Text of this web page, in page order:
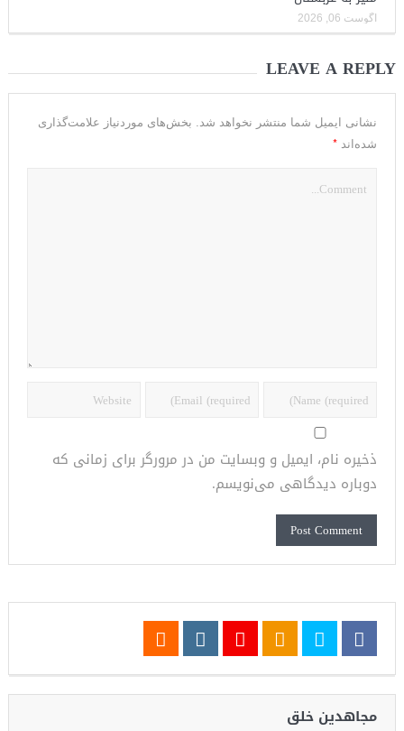
آگوست 06, 2026
LEAVE A REPLY
نشانی ایمیل شما منتشر نخواهد شد. بخش‌های موردنیاز علامت‌گذاری
شده‌اند *
ذخیره نام، ایمیل و وبسایت من در مرورگر برای زمانی که
دوباره دیدگاهی می‌نویسم.
مجاهدین خلق